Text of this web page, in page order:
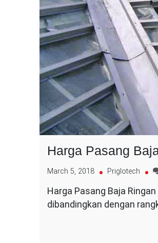
Harga Pasang
March 5, 2018 Priglotech
Harga Pasang Baja
dibandingkan dengan